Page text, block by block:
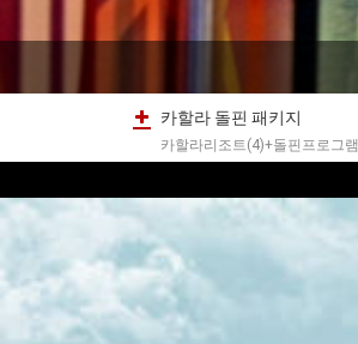
카할라 돌핀 패키지
카할라리조트(4)+돌핀프로그램